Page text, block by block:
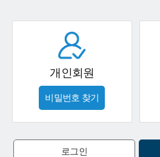
개인회원
비밀번호 찾기
로그인